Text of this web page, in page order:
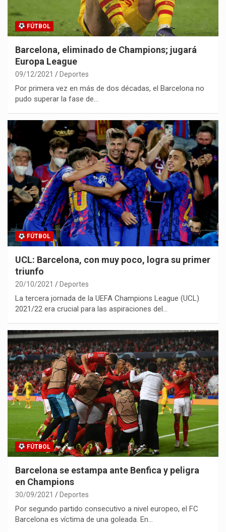
FÚTBOL
Barcelona, eliminado de Champions; jugará
Europa League
09/12/2021 Deportes
Por primera vez en más de dos décadas, el Barcelona no
pudo superar la fase de…
FÚTBOL
UCL: Barcelona, con muy poco, logra su primer
triunfo
20/10/2021 Deportes
La tercera jornada de la UEFA Champions League (UCL)
2021/22 era crucial para las aspiraciones del…
FÚTBOL
Barcelona se estampa ante Benfica y peligra
en Champions
30/09/2021 Deportes
Por segundo partido consecutivo a nivel europeo, el FC
Barcelona es víctima de una goleada. En…